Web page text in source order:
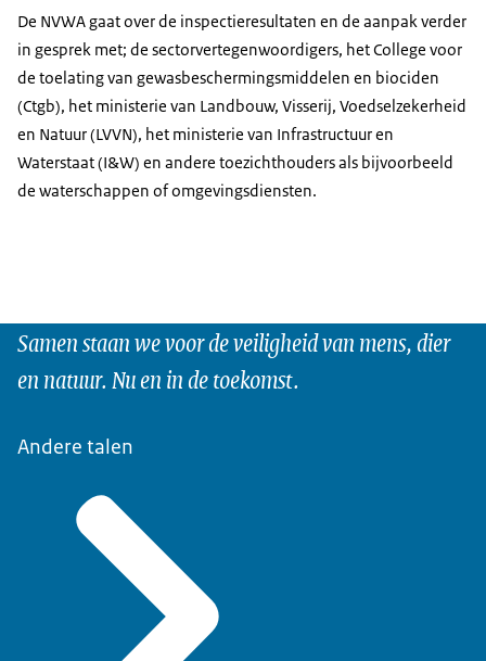
De NVWA gaat over de inspectieresultaten en de aanpak verder
in gesprek met; de sectorvertegenwoordigers, het College voor
de toelating van gewasbeschermingsmiddelen en biociden
(Ctgb), het ministerie van Landbouw, Visserij, Voedselzekerheid
en Natuur (LVVN), het ministerie van Infrastructuur en
Waterstaat (I&W) en andere toezichthouders als bijvoorbeeld
de waterschappen of omgevingsdiensten.
Samen staan we voor de veiligheid van mens, dier
en natuur. Nu en in de toekomst.
Andere talen